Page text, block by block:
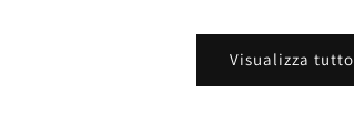
Visualizza tutto